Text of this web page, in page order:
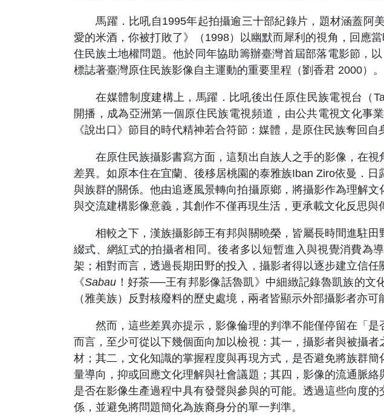
馬躍．比吼自1995年起拍攝逾三十部紀錄片，題材涵蓋阿
愛的米酒，你被打敗了》（1998）以幽默而犀利的視角，回應
住民族土地權問題。他於同年協助籌辦臺灣首屆部落電影節，
標誌著臺灣原住民族影像自主運動的重要里程（劉香君 2000）。
在媒體制度建構上，馬躍．比吼後出任原住民族電視台（
開播，成為亞洲第一個原住民族電視頻道，由公共電視文化事
《說出口》節目的時代精神若合符節：媒體，是原住民族奪回自
在原住民族攝影書寫方面，這類出自族人之手的影像，在視
差異。如原本住在宜蘭、後移居桃園的泰雅族Iban Ziro依曼．
與族群的關係。他由追逐風景轉向拍攝原鄉，將攝影作為理解
與交流建構影像意義，其創作不僅再現生活，更承載文化反思
相較之下，漢族攝影師王有邦與關曉榮，皆屬長時間進駐田
綴式、網紅式的拍攝者相同。後者多以短暫進入與視覺消費為
架；相對而言，透過長期田野的投入，攝影者得以逐步建立信
《Sabau ！好茶──王有邦影像話魯凱》中細緻記錄魯凱族的
（雅美族）反對核廢料的歷史處境，兩者皆顯示外部攝影者亦
然而，這些差異亦提示，影像倫理的判準不能僅停留在「是
而言，至少可從以下幾個面向加以檢視：其一，攝影者與被攝
材；其二，文化知識的掌握程度與再現方式，是否避免將族群
量導向，抑或回應文化理解與社會議題；其四，影像的流通脈
是否在影像生產過程中具有發聲與參與的可能。透過這些向度
係，並避免將問題簡化為族裔身分的單一判準。